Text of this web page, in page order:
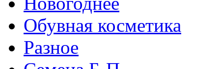
Обувная косметика
Разное